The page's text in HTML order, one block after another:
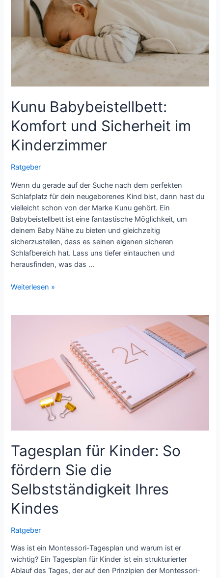
sicheres
Zuhause
Kunu Babybeistellbett:
Komfort und Sicherheit im
Kinderzimmer
Ratgeber
Wenn du gerade auf der Suche nach dem perfekten
Schlafplatz für dein neugeborenes Kind bist, dann hast du
vielleicht schon von der Marke Kunu gehört. Ein
Babybeistellbett ist eine fantastische Möglichkeit, um
deinem Baby Nähe zu bieten und gleichzeitig
sicherzustellen, dass es seinen eigenen sicheren
Schlafbereich hat. Lass uns tiefer eintauchen und
herausfinden, was das …
Kunu
Weiterlesen »
Tagesplan für Kinder: So
fördern Sie die
Selbstständigkeit Ihres
Kindes
Ratgeber
Was ist ein Montessori-Tagesplan und warum ist er
wichtig? Ein Tagesplan für Kinder ist ein strukturierter
Ablauf des Tages, der auf den Prinzipien der Montessori-